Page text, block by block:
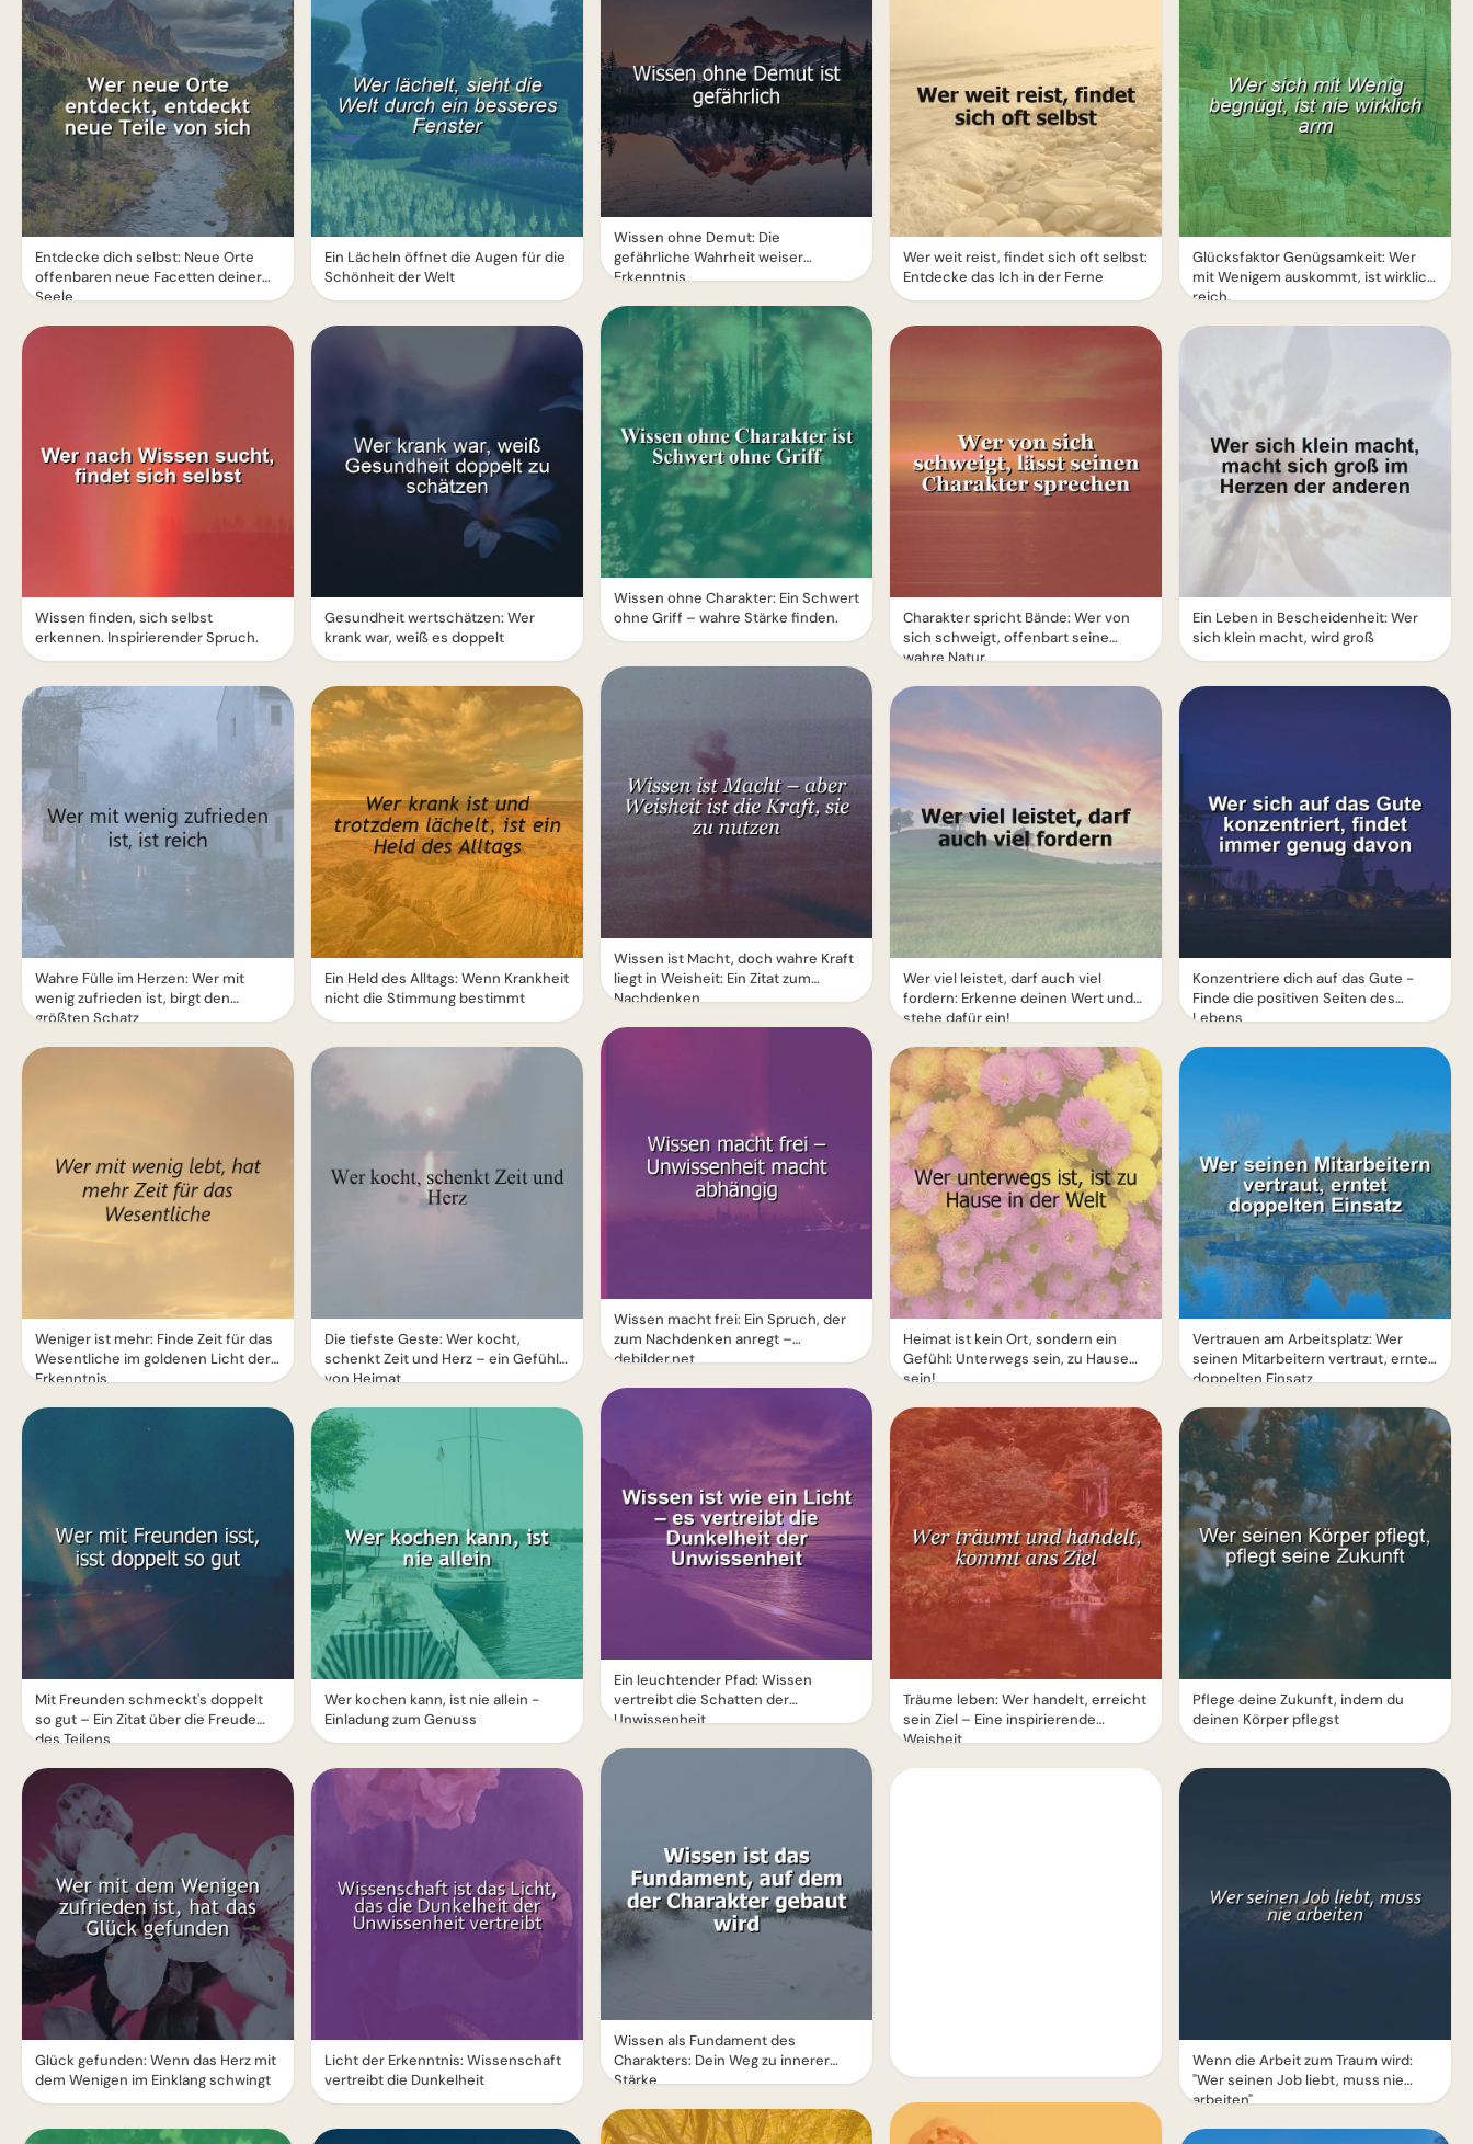
Entdecke dich selbst: Neue Orte
offenbaren neue Facetten deiner
Seele
Wissen finden, sich selbst
erkennen. Inspirierender Spruch.
Wahre Fülle im Herzen: Wer mit
wenig zufrieden ist, birgt den
größten Schatz
Weniger ist mehr: Finde Zeit für das
Wesentliche im goldenen Licht der
Erkenntnis
Mit Freunden schmeckt's doppelt
so gut – Ein Zitat über die Freude
des Teilens
Glück gefunden: Wenn das Herz mit
dem Wenigen im Einklang schwingt
Ein Lächeln öffnet die Augen für die
Schönheit der Welt
Gesundheit wertschätzen: Wer
krank war, weiß es doppelt
Ein Held des Alltags: Wenn Krankheit
nicht die Stimmung bestimmt
Die tiefste Geste: Wer kocht,
schenkt Zeit und Herz – ein Gefühl
von Heimat
Wer kochen kann, ist nie allein -
Einladung zum Genuss
Licht der Erkenntnis: Wissenschaft
vertreibt die Dunkelheit
Wissen ohne Demut: Die
gefährliche Wahrheit weiser
Erkenntnis
Wissen ohne Charakter: Ein Schwert
ohne Griff – wahre Stärke finden.
Wissen ist Macht, doch wahre Kraft
liegt in Weisheit: Ein Zitat zum
Nachdenken
Wissen macht frei: Ein Spruch, der
zum Nachdenken anregt –
debilder.net
Ein leuchtender Pfad: Wissen
vertreibt die Schatten der
Unwissenheit
Wissen als Fundament des
Charakters: Dein Weg zu innerer
Stärke
Wer weit reist, findet sich oft selbst:
Entdecke das Ich in der Ferne
Charakter spricht Bände: Wer von
sich schweigt, offenbart seine
wahre Natur.
Wer viel leistet, darf auch viel
fordern: Erkenne deinen Wert und
stehe dafür ein!
Heimat ist kein Ort, sondern ein
Gefühl: Unterwegs sein, zu Hause
sein!
Träume leben: Wer handelt, erreicht
sein Ziel – Eine inspirierende
Weisheit
Glücksfaktor Genügsamkeit: Wer
mit Wenigem auskommt, ist wirklich
reich.
Ein Leben in Bescheidenheit: Wer
sich klein macht, wird groß
Konzentriere dich auf das Gute -
Finde die positiven Seiten des
Lebens
Vertrauen am Arbeitsplatz: Wer
seinen Mitarbeitern vertraut, erntet
doppelten Einsatz
Pflege deine Zukunft, indem du
deinen Körper pflegst
Wenn die Arbeit zum Traum wird:
"Wer seinen Job liebt, muss nie
arbeiten"